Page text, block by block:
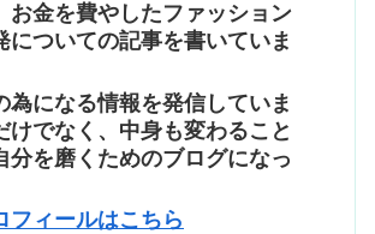
お金を費やしたファッション
についての記事を書いていま
為になる情報を発信していま
けでなく、中身も変わること
分を磨くためのブログになっ
フィールはこちら